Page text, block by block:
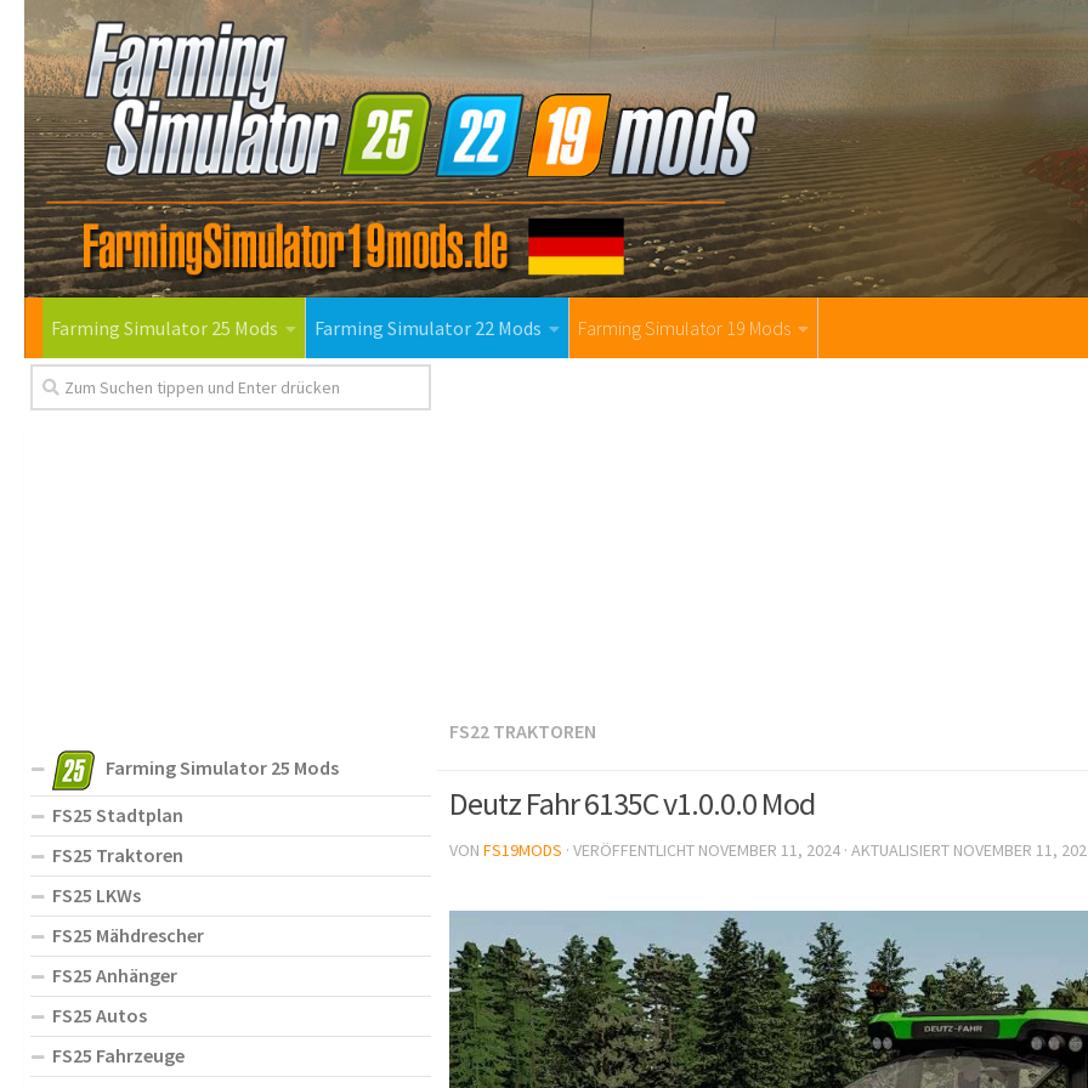
Farming Simulator 25 Mods Farming Simulator 22 Mods Farming Simulator 19 Mods
FS22 TRAKTOREN
Deutz Fahr 6135C v1.0.0.0 Mod
VON FS19MODS · VERÖFFENTLICHT NOVEMBER 11, 2024 · AKTUALISIERT NOVEMBER 11,
Farming Simulator 25 Mods
FS25 Stadtplan
FS25 Traktoren
FS25 LKWs
FS25 Mähdrescher
FS25 Anhänger
FS25 Autos
FS25 Fahrzeuge